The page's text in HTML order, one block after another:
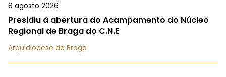
8 agosto 2026
Presidiu à abertura do Acampamento do Núcleo
Regional de Braga do C.N.E
Arquidiocese de Braga